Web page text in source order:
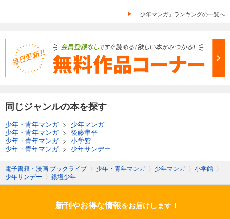
「少年マンガ」ランキングの一覧へ
同じジャンルの本を探す
少年・青年マンガ> 少年マンガ
少年・青年マンガ> 後藤隼平
少年・青年マンガ> 小学館
少年・青年マンガ> 少年サンデー
電子書籍・漫画 ブックライブ 〉 少年・青年マンガ 〉 少年マンガ 〉 小学館 〉
少年サンデー 〉 銀塩少年
新刊やお得な情報をお届けします！